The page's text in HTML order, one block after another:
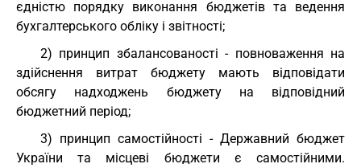
єдністю порядку виконання бюджетів та ведення
бухгалтерського обліку і звітності;
2) принцип збалансованості - повноваження на
здійснення витрат бюджету мають відповідати
обсягу надходжень бюджету на відповідний
бюджетний період;
3) принцип самостійності - Державний бюджет
України та місцеві бюджети є самостійними.